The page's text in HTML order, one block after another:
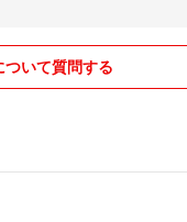
ついて質問する